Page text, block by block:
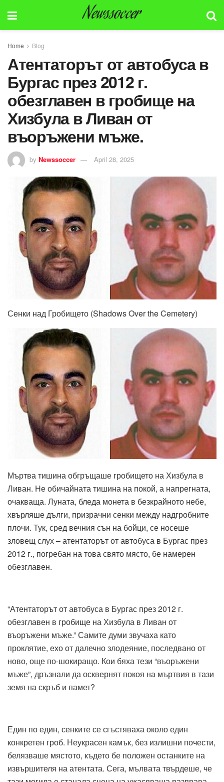
Newssoccer
Home Blog
Атентаторът от автобуса в
Бургас през 2012 г.
обезглавен в гробище на
Хизбула в Ливан от
въоръжени мъже.
by Newssoccer April 28, 2025
Сенки над Гробището (Shadows Over the Cemetery)
Мъртва тишина обгръщаше гробището на Хизбула в
Ливан. Не обичайната тишина на покой, а напрегната,
очакваща. Луната, бледа монета в безкрайното небе,
хвърляше дълги, призрачни сенки между надгробните
плочи. Тук, сред вечния сън на бойци, се носеше
зловещ слух – атентаторът от автобуса в Бургас през
2012 г., погребан на това свято място, бе намерен
обезглавен.
“Атентаторът от автобуса в Бургас през 2012 г.
обезглавен в гробище на Хизбула в Ливан от
въоръжени мъже.” Самите думи звучаха като
проклятие, ехо от далечно злодеяние, последвано от
ново, още по-шокиращо. Кои бяха тези “въоръжени
мъже”, дръзнали да осквернят покоя на мъртвия в тази
земя на скръб и памет?
Един по един, сенките се сгъстяваха около един
конкретен гроб. Неукрасен камък, без излишни почести,
белязваше мястото, където бе положен останките на
извършителя на атентата. Сега, мълвата твърдеше, че